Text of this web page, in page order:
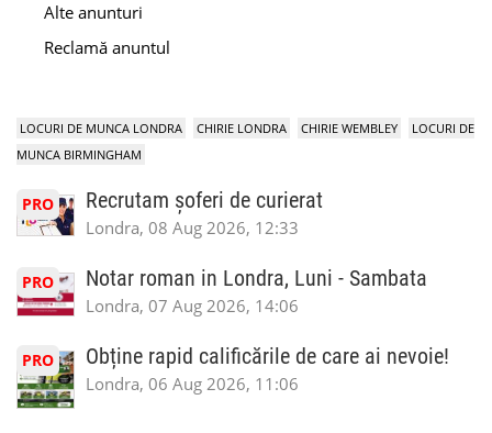
Alte anunturi
Reclamă anuntul
LOCURI DE MUNCA LONDRA CHIRIE LONDRA CHIRIE WEMBLEY
LOCURI DE
MUNCA BIRMINGHAM
PRO Recrutam șoferi de curierat
Londra, 08 Aug 2026, 12:33
PRO Notar roman in Londra, Luni - Sambata
Londra, 07 Aug 2026, 14:06
PRO Obține rapid calificările de care ai nevoie!
Londra, 06 Aug 2026, 11:06